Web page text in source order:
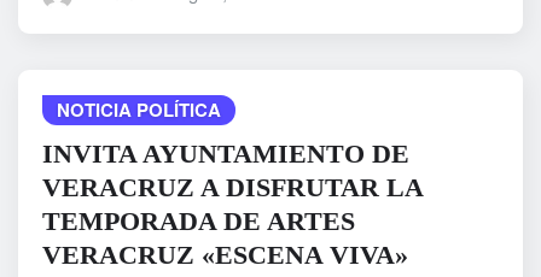
NOTICIA POLÍTICA
INVITA AYUNTAMIENTO DE
VERACRUZ A DISFRUTAR LA
TEMPORADA DE ARTES
VERACRUZ «ESCENA VIVA»